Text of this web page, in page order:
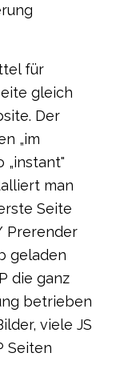
für
gleich
Der
„im
„instant"
man
Seite
Prerender
geladen
die ganz
betrieben
viele JS
Seiten